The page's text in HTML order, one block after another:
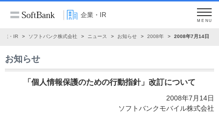
企業・IR
MENU
業・IR ソフトバンク株式会社 ニュース お知らせ 2008年 2008年7月14日
お知らせ
「個人情報保護のための行動指針」改訂について
2008年7月14日
ソフトバンクモバイル株式会社